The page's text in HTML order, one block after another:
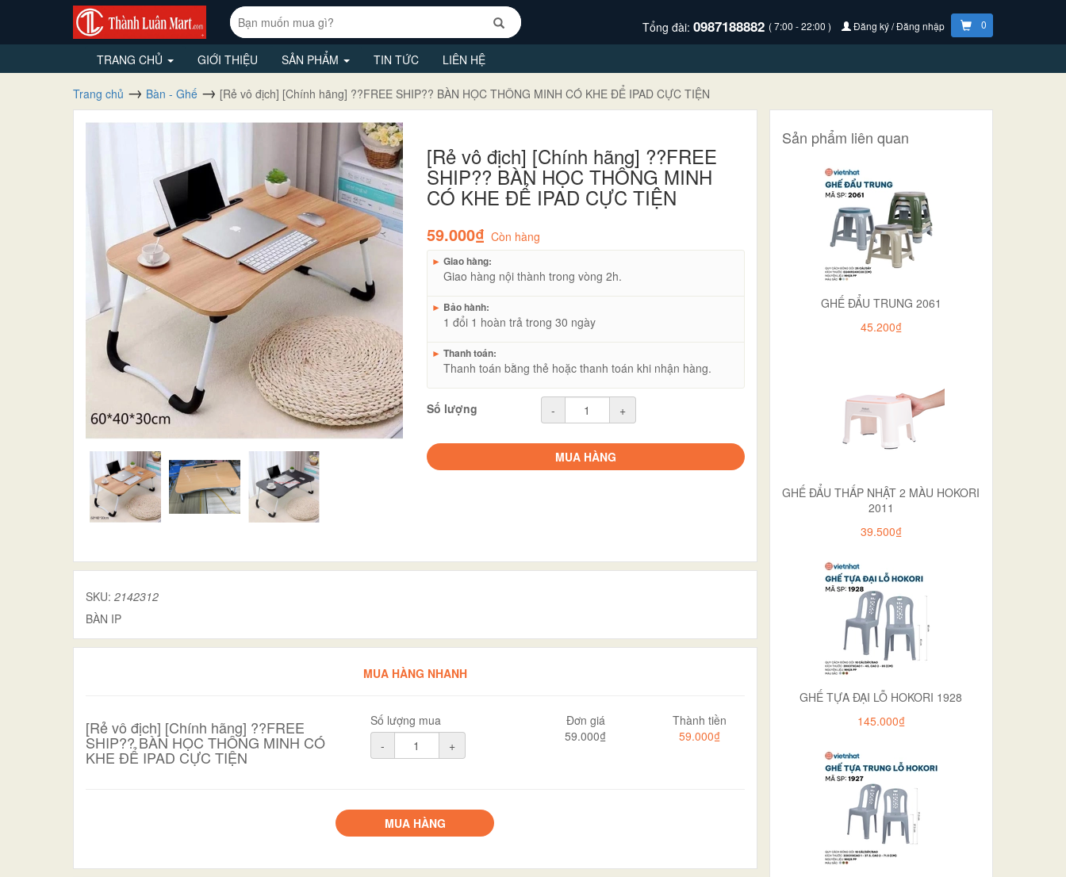
Tổng đài: 0987188882 ( 7:00 - 22:00 ) Đăng ký / Đăng nhập 0
TRANG CHỦ GIỚI THIỆU SẢN PHẨM TIN TỨC LIÊN HỆ
Trang chủ Bàn - Ghế [Rẻ vô địch] [Chính hãng] ??FREE SHIP?? BÀN HỌC THÔNG MINH CÓ KHE ĐỂ IPAD CỰC TIỆN
[Rẻ vô địch] [Chính hãng] ??FREE
SHIP?? BÀN HỌC THÔNG MINH
CÓ KHE ĐỂ IPAD CỰC TIỆN
59.000₫ Còn hàng
► Giao hàng:
Giao hàng nội thành trong vòng 2h.
► Bảo hành:
1 đổi 1 hoàn trả trong 30 ngày
► Thanh toán:
Thanh toán bằng thẻ hoặc thanh toán khi nhận hàng.
Số lượng - +
MUA HÀNG
SKU: 2142312
BÀN IP
MUA HÀNG NHANH
[Rẻ vô địch] [Chính hãng] ??FREE
SHIP?? BÀN HỌC THÔNG MINH CÓ
KHE ĐỂ IPAD CỰC TIỆN
Số lượng mua
-
+
Đơn giá
59.000₫
Thành tiền
59.000₫
MUA HÀNG
Sản phẩm liên quan
GHẾ ĐẨU TRUNG 2061
45.200₫
GHẾ ĐẨU THẤP NHẬT 2 MÀU HOKORI
2011
39.500₫
GHẾ TỰA ĐẠI LỖ HOKORI 1928
145.000₫